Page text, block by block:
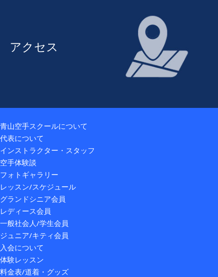
アクセス
青山空手スクールについて
代表について
インストラクター・スタッフ
空手体験談
フォトギャラリー
レッスン/スケジュール
グランドシニア会員
レディース会員
一般社会人/学生会員
ジュニア/キティ会員
入会について
体験レッスン
料金表/道着・グッズ